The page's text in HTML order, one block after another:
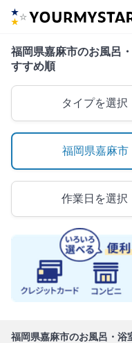
福岡県嘉麻市のお風呂
すすめ順
タイプを選択
福岡県嘉麻市
作業日を選択
福岡県嘉麻市のお風呂・浴